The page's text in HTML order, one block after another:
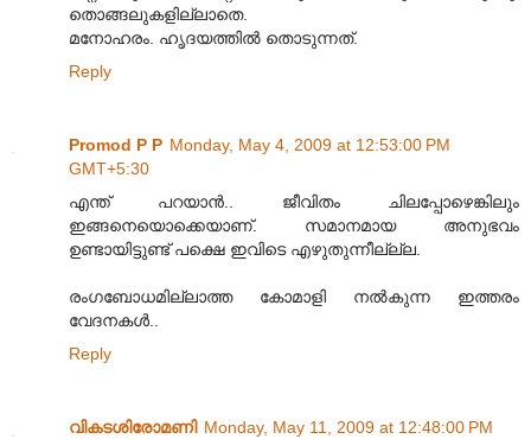
തൊങ്ങലുക‌ളില്ലാതെ.
മ‌നോഹരം. ഹൃദയത്തില്‍ തൊടുന്നത്.
Reply
Promod P P Monday, May 4, 2009 at 12:53:00 PM
GMT+5:30
എന്ത് പറയാൻ.. ജീവിതം ചിലപ്പോഴെങ്കിലും
ഇങ്ങനെയൊക്കെയാണ്. സമാനമാ‍യ അനുഭവം
ഉണ്ടായിട്ടുണ്ട് പക്ഷെ ഇവിടെ എഴുതുന്നീല്ല്ല.
രംഗബോധമില്ലാത്ത കോമാളി നൽകുന്ന ഇത്തരം
വേദനകൾ..
Reply
വികടശിരോമണി Monday, May 11, 2009 at 12:48:00 PM